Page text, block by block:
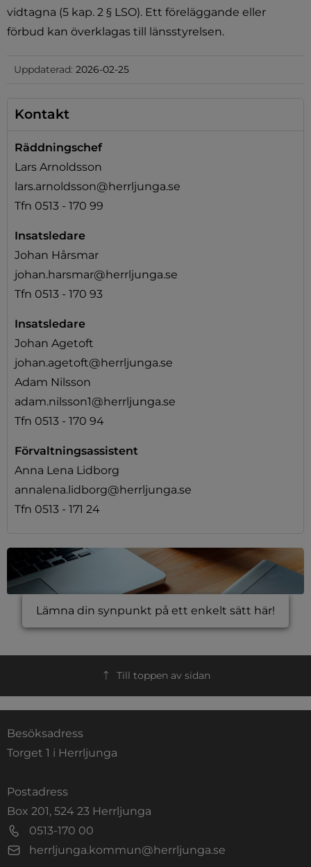
vidtagna (5 kap. 2 § LSO). Ett föreläggande eller
förbud kan överklagas till länsstyrelsen.
Uppdaterad: 2026-02-25
Kontakt
Räddningschef
Lars Arnoldsson
lars.arnoldsson@herrljunga.se
Tfn 0513 - 170 99
Insatsledare
Johan Hårsmar
johan.harsmar@herrljunga.se
Tfn 0513 - 170 93
Insatsledare
Johan Agetoft
johan.agetoft@herrljunga.se
Adam Nilsson
adam.nilsson1@herrljunga.se
Tfn 0513 - 170 94
Förvaltningsassistent
Anna Lena Lidborg
annalena.lidborg@herrljunga.se
Tfn 0513 - 171 24
Lämna din synpunkt på ett enkelt sätt här!
Till toppen av sidan
Besöksadress
Torget 1 i Herrljunga
Postadress
Box 201, 524 23 Herrljunga
0513-170 00
herrljunga.kommun@herrljunga.se